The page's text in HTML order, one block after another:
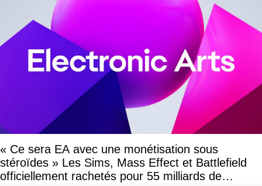
« Ce sera EA avec une monétisation sous
stéroïdes » Les Sims, Mass Effect et Battlefield
officiellement rachetés pour 55 milliards de